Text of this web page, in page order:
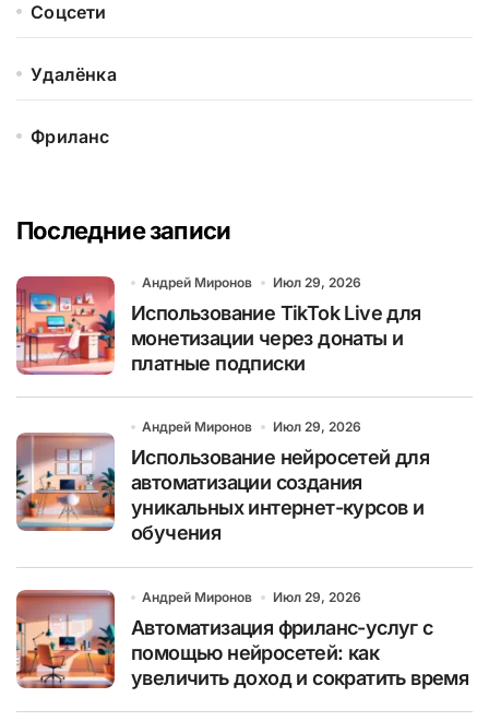
Соцсети
Удалёнка
Фриланс
Последние записи
Андрей Миронов Июл 29, 2026
Использование TikTok Live для
монетизации через донаты и
платные подписки
Андрей Миронов Июл 29, 2026
Использование нейросетей для
автоматизации создания
уникальных интернет-курсов и
обучения
Андрей Миронов Июл 29, 2026
Автоматизация фриланс-услуг с
помощью нейросетей: как
увеличить доход и сократить время